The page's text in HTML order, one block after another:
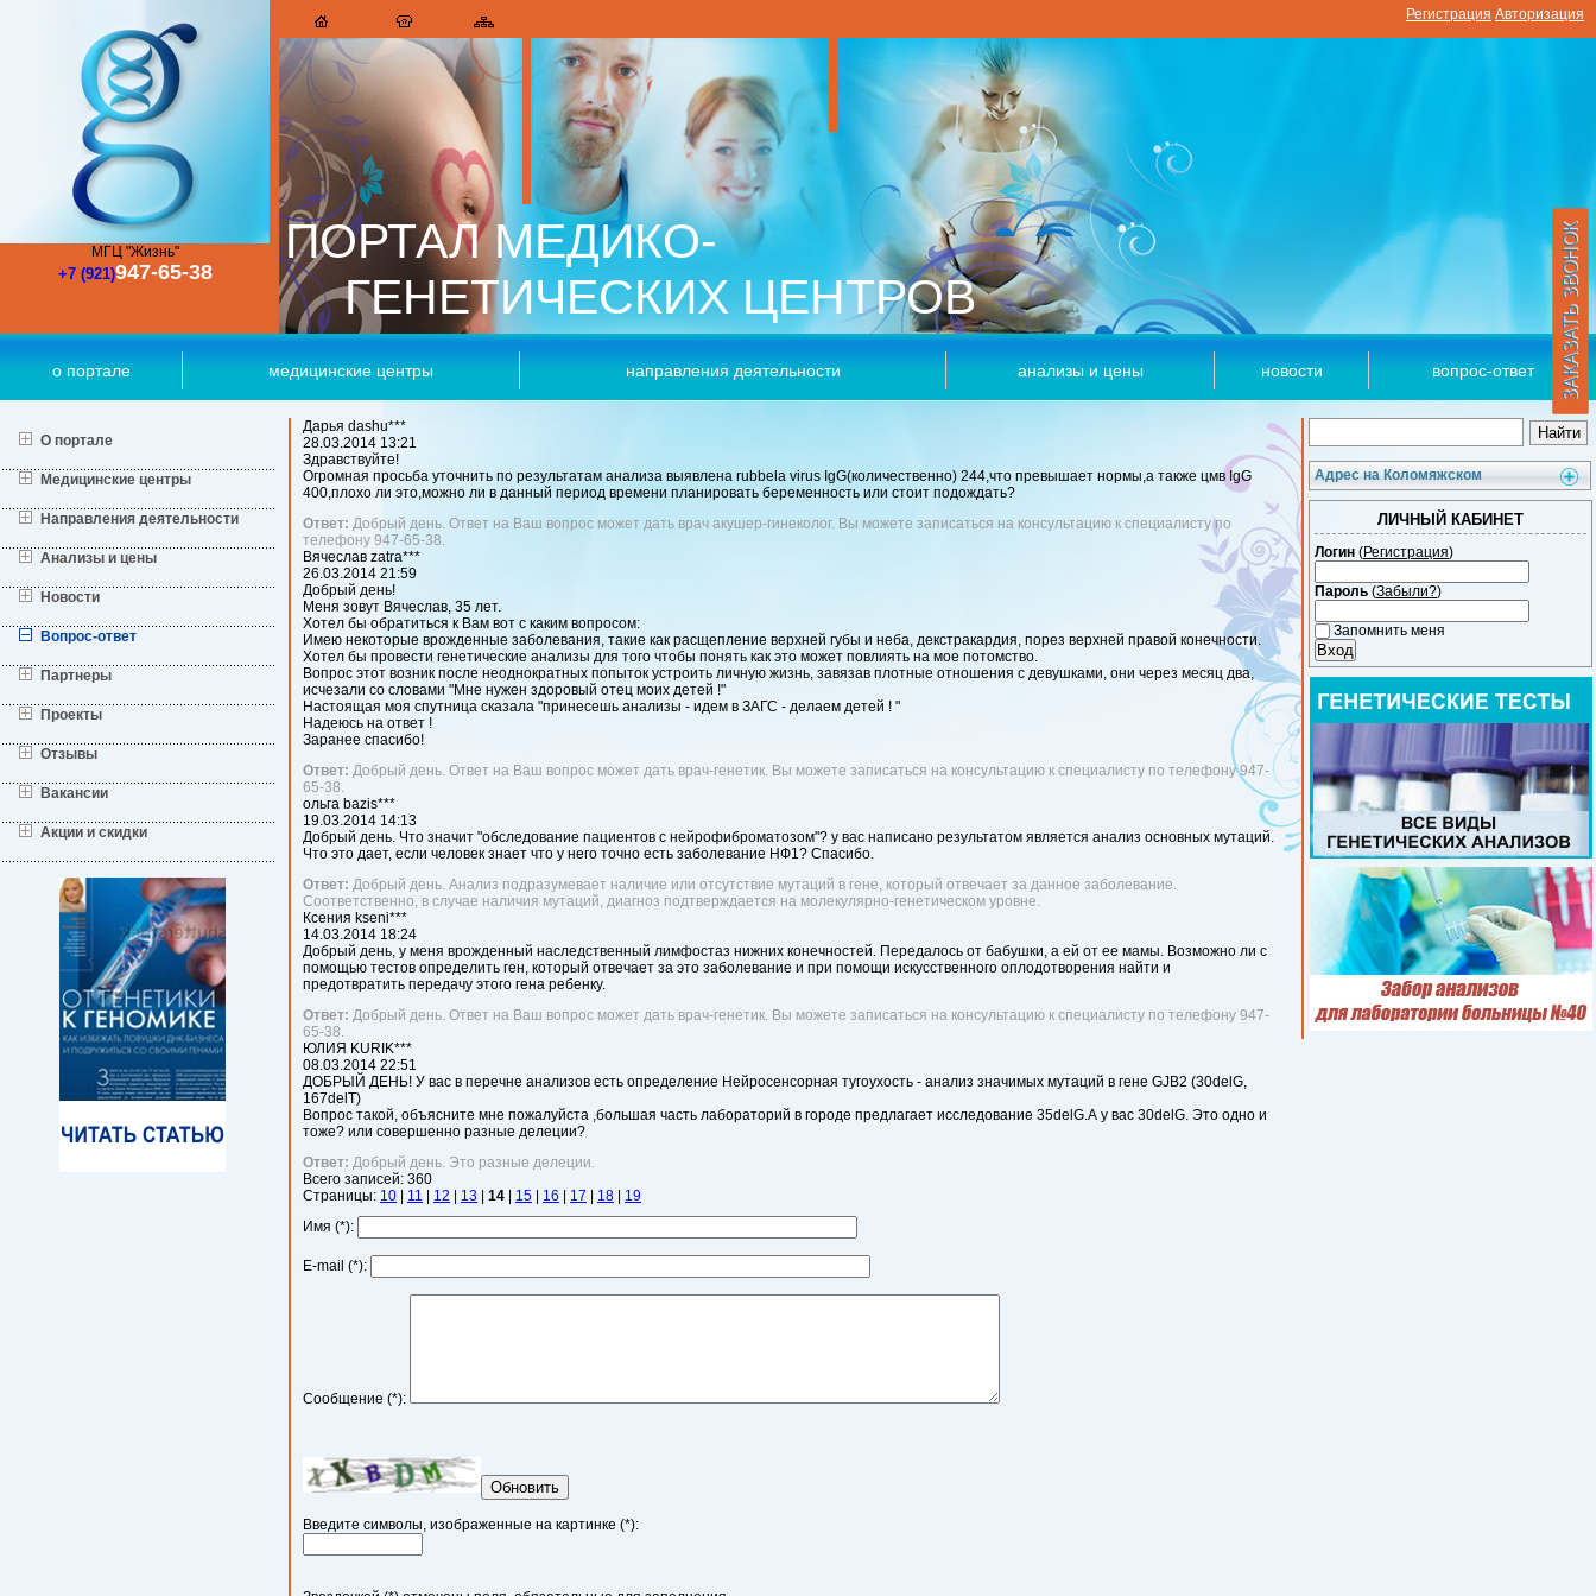
МГЦ "Жизнь"
+7 (921)947-65-38
ПОРТАЛ МЕДИКО-
ГЕНЕТИЧЕСКИХ ЦЕНТРОВ
Регистрация Авторизация
о портале медицинские центры направления деятельности анализы и цены новости вопрос-ответ
Дарья dashu***
28.03.2014 13:21
Здравствуйте!
Огромная просьба уточнить по результатам анализа выявлена rubbela virus IgG(количественно) 244,что превышает нормы,а также цмв IgG
400,плохо ли это,можно ли в данный период времени планировать беременность или стоит подождать?
Ответ: Добрый день. Ответ на Ваш вопрос может дать врач акушер-гинеколог. Вы можете записаться на консультацию к специалисту по
телефону 947-65-38.
Вячеслав zatra***
26.03.2014 21:59
Добрый день!
Меня зовут Вячеслав, 35 лет.
Хотел бы обратиться к Вам вот с каким вопросом:
Имею некоторые врожденные заболевания, такие как расщепление верхней губы и неба, декстракардия, порез верхней правой конечности.
Хотел бы провести генетические анализы для того чтобы понять как это может повлиять на мое потомство.
Вопрос этот возник после неоднократных попыток устроить личную жизнь, завязав плотные отношения с девушками, они через месяц два,
исчезали со словами "Мне нужен здоровый отец моих детей !"
Настоящая моя спутница сказала "принесешь анализы - идем в ЗАГС - делаем детей ! "
Надеюсь на ответ !
Заранее спасибо!
Ответ: Добрый день. Ответ на Ваш вопрос может дать врач-генетик. Вы можете записаться на консультацию к специалисту по телефону 947-
65-38.
ольга bazis***
19.03.2014 14:13
Добрый день. Что значит "обследование пациентов с нейрофиброматозом"? у вас написано результатом является анализ основных мутаций.
Что это дает, если человек знает что у него точно есть заболевание НФ1? Спасибо.
Ответ: Добрый день. Анализ подразумевает наличие или отсутствие мутаций в гене, который отвечает за данное заболевание.
Соответственно, в случае наличия мутаций, диагноз подтверждается на молекулярно-генетическом уровне.
Ксения kseni***
14.03.2014 18:24
Добрый день, у меня врожденный наследственный лимфостаз нижних конечностей. Передалось от бабушки, а ей от ее мамы. Возможно ли с
помощью тестов определить ген, который отвечает за это заболевание и при помощи искусственного оплодотворения найти и
предотвратить передачу этого гена ребенку.
Ответ: Добрый день. Ответ на Ваш вопрос может дать врач-генетик. Вы можете записаться на консультацию к специалисту по телефону 947-
65-38.
ЮЛИЯ KURIK***
08.03.2014 22:51
ДОБРЫЙ ДЕНЬ! У вас в перечне анализов есть определение Нейросенсорная тугоухость - анализ значимых мутаций в гене GJB2 (30delG,
167delT)
Вопрос такой, объясните мне пожалуйста ,большая часть лабораторий в городе предлагает исследование 35delG.А у вас 30delG. Это одно и
тоже? или совершенно разные делеции?
Ответ: Добрый день. Это разные делеции.
Всего записей: 360
Страницы: 10 11 12 13 14 15 16 17 18
19
Имя (*):
E-mail (*):
Сообщение (*):
Обновить
Введите символы, изображенные на картинке (*):
О портале
Медицинские центры
Направления деятельности
Анализы и цены
Новости
Вопрос-ответ
Партнеры
Проекты
Отзывы
Вакансии
Акции и скидки
Адрес на Коломяжском
ЛИЧНЫЙ КАБИНЕТ
Логин (Регистрация)
Пароль (Забыли?)
Запомнить меня
ЗАКАЗАТЬ ЗВОНОК